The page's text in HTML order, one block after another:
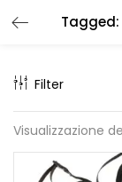
Filter
Visualizzazione
LOGIN
Enter your